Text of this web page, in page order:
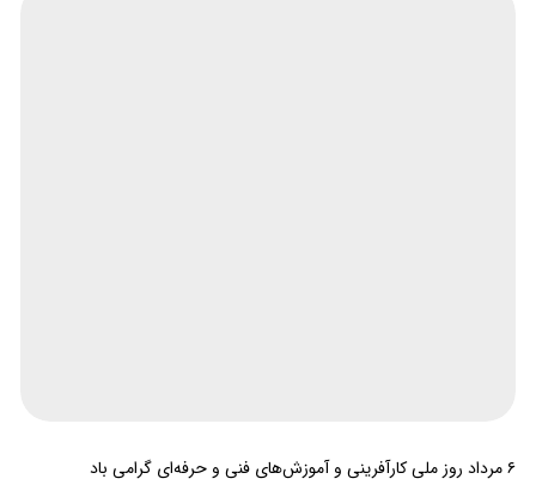
۶ مرداد روز ملی کارآفرینی و آموزش‌های فنی و حرفه‌ای گرامی باد